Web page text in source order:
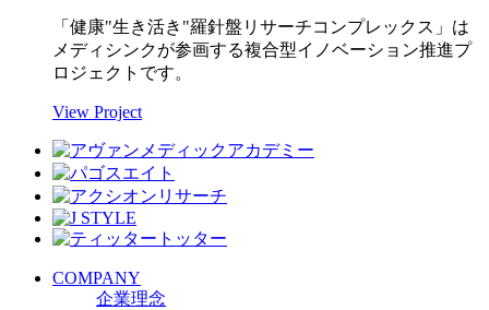
「健康"生き活き"羅針盤リサーチコンプレックス」は
メディシンクが参画する複合型イノベーション推進プ
ロジェクトです。
View Project
COMPANY
企業理念